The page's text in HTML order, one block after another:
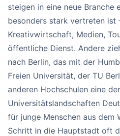
steigen in eine neue Branche
besonders stark vertreten ist
Kreativwirtschaft, Medien,
öffentliche Dienst. Andere
nach Berlin, das mit der
Freien Universität, der TU
anderen Hochschulen eine
Universitätslandschaften
für junge Menschen aus dem
Schritt in die Hauptstadt oft